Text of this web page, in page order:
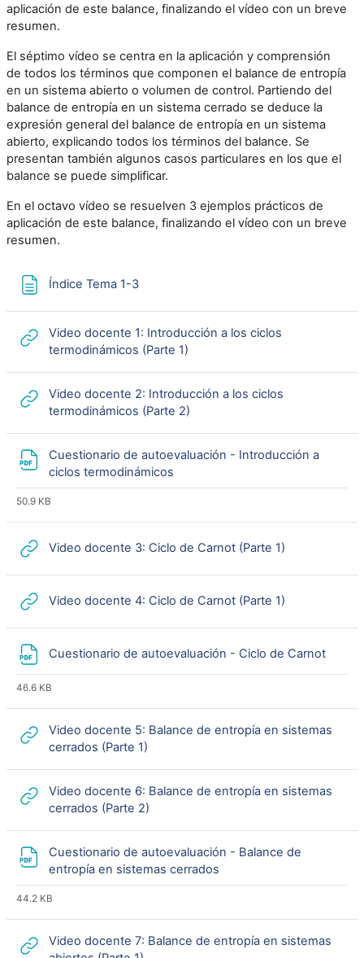
aplicación de este balance, finalizando el vídeo con un breve
resumen.
El séptimo vídeo se centra en la aplicación y comprensión
de todos los términos que componen el balance de entropía
en un sistema abierto o volumen de control. Partiendo del
balance de entropía en un sistema cerrado se deduce la
expresión general del balance de entropía en un sistema
abierto, explicando todos los términos del balance. Se
presentan también algunos casos particulares en los que el
balance se puede simplificar.
En el octavo vídeo se resuelven 3 ejemplos prácticos de
aplicación de este balance, finalizando el vídeo con un breve
resumen.
Índice Tema 1-3Página
Video docente 1: Introducción a los ciclos
termodinámicos (Parte 1)
Video docente 2: Introducción a los ciclos
termodinámicos (Parte 2)
Cuestionario de autoevaluación - Introducción a
ciclos termodinámicos
50.9 KB
Video docente 3: Ciclo de Carnot (Parte 1)
Video docente 4: Ciclo de Carnot (Parte 1)
Cuestionario de autoevaluación - Ciclo de Carnot
46.6 KB
Video docente 5: Balance de entropía en sistemas
cerrados (Parte 1)
Video docente 6: Balance de entropía en sistemas
cerrados (Parte 2)
Cuestionario de autoevaluación - Balance de
entropía en sistemas cerrados
44.2 KB
Video docente 7: Balance de entropía en sistemas